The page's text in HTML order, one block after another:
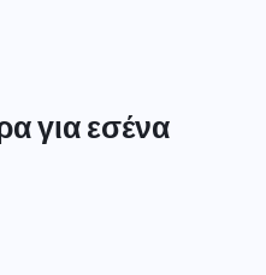
για εσένα